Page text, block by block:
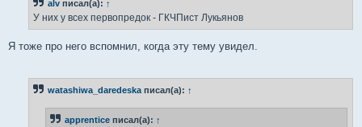
е
alv писал(а): ↑
У них у всех первопредок - ГКЧПист Лукьянов
Я тоже про него вспомнил, когда эту тему увидел.
watashiwa_daredeska писал(а): ↑
apprentice писал(а): ↑